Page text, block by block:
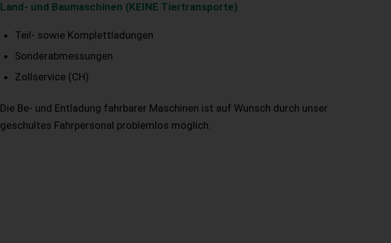
Land- und Baumaschinen (KEINE Tiertransporte)
Teil- sowie Komplettladungen
Sonderabmessungen
Zollservice (CH)
Die Be- und Entladung fahrbarer Maschinen ist auf Wunsch durch unser
geschultes Fahrpersonal problemlos möglich.